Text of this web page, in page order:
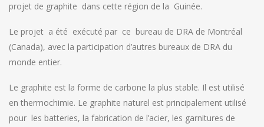
projet de graphite dans cette région de la Guinée.
Le projet a été exécuté par ce bureau de DRA de Montréal
(Canada), avec la participation d’autres bureaux de DRA du
monde entier.
Le graphite est la forme de carbone la plus stable. Il est utilisé
en thermochimie. Le graphite naturel est principalement utilisé
pour les batteries, la fabrication de l’acier, les garnitures de